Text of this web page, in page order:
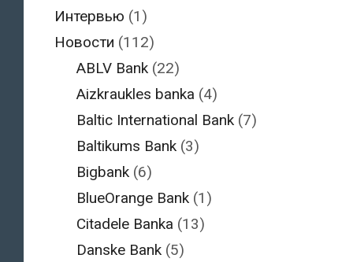
Интервью (1)
Новости (112)
ABLV Bank (22)
Aizkraukles banka (4)
Baltic International Bank (7)
Baltikums Bank (3)
Bigbank (6)
BlueOrange Bank (1)
Citadele Banka (13)
Danske Bank (5)